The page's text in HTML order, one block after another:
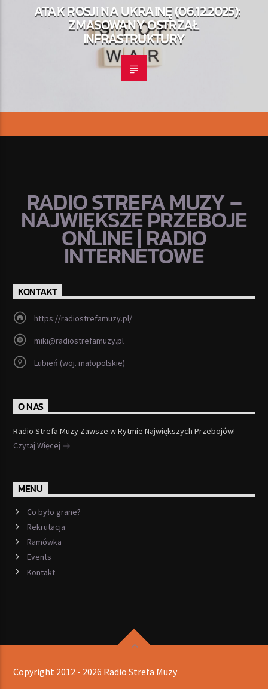
ATAK ROSJI NA UKRAINĘ (06.12.2025):
ZMASOWANY OSTRZAŁ
INFRASTRUKTURY
RADIO STREFA MUZY –
NAJWIĘKSZE PRZEBOJE
ONLINE | RADIO
INTERNETOWE
KONTAKT
https://radiostrefamuzy.pl/
miki@radiostrefamuzy.pl
Lubień (woj. małopolskie)
O NAS
Radio Strefa Muzy Zawsze w Rytmie Największych Przebojów!
Czytaj Więcej
MENU
Co było grane?
Rekrutacja
Ramówka
Events
Kontakt
Copyright 2012 - 2026 Radio Strefa Muzy